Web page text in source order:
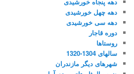
دهه چهل خورشیدی
دهه سی خورشیدی
دوره قاجار
روستاها
سالهای 1304-1320
شهرهای دیگر مازندران